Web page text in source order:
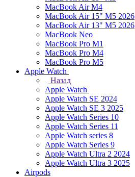
MacBook Air M4
MacBook Air 15" М5 2026
MacBook Air 13" М5 2026
MacBook Neo
MacBook Pro M1
MacBook Pro M4
MacBook Pro M5
Apple Watch
Назад
Apple Watch
Apple Watch SE 2024
Apple Watch SE 3 2025
Apple Watch Series 10
Apple Watch Series 11
Apple Watch series 8
Apple Watch Series 9
Apple Watch Ultra 2 2024
Apple Watch Ultra 3 2025
Airpods